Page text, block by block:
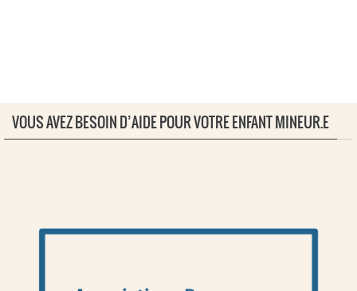
VOUS AVEZ BESOIN D’AIDE POUR VOTRE ENFANT MINEUR.E